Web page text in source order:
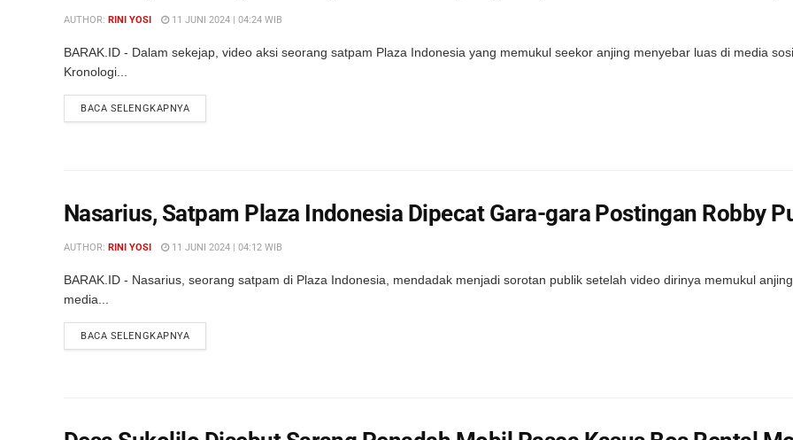
AUTHOR: RINI YOSI 11 JUNI 2024 | 04:24 WIB
BARAK.ID - Dalam sekejap, video aksi seorang satpam Plaza Indonesia yang memukul seekor anjing menyebar luas di media
Kronologi...
BACA SELENGKAPNYADETAILS
Nasarius, Satpam Plaza Indonesia Dipecat Gara-gara Postingan Robby
AUTHOR: RINI YOSI 11 JUNI 2024 | 04:12 WIB
BARAK.ID - Nasarius, seorang satpam di Plaza Indonesia, mendadak menjadi sorotan publik setelah video dirinya memukul
media...
BACA SELENGKAPNYADETAILS